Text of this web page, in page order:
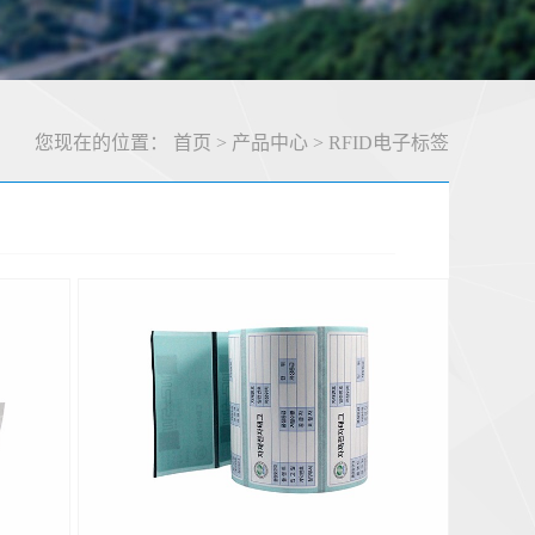
您现在的位置： 首页 > 产品中心 > RFID电子标签